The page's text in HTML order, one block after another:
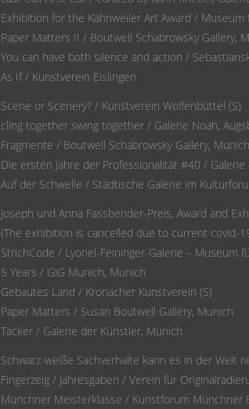
Exhibition for the Kahnweiler Art Award / Museum
Paper Matters II / Boutwell Schabrowsky Gallery,
You can have both silence and action /
As If / Kunstverein Eislingen
Scene or Scenery? / Kunstverein Wolfenbüttel (S)
cling together swing together / Galerie Noah,
Fragmente / Boutwell Schabrowsky Gallery,
Die ersten Jahre der Professionalität #40 /
Auf der Schwelle / Städtische Galerie im
Joseph und Anna Fassbender-Preis, Award and
(The exhibition is cancelled due to current covid-
StrichCode / Lyonel-Feininger-Galerie – Museum
5 Years / GiG Munich, Munich
Gebautes Land / Kronacher Kunstverein (S)
Paper Matters / Susan Boutwell Gallery, Munich
Tacker / Galerie der Künstler, Munich
Schwarz-weiße Sachverhalte kann es in der Welt
Fingerzeig / Jahresgaben / Verein für
Münchner Meisterklasse / Kunstforum Münchner